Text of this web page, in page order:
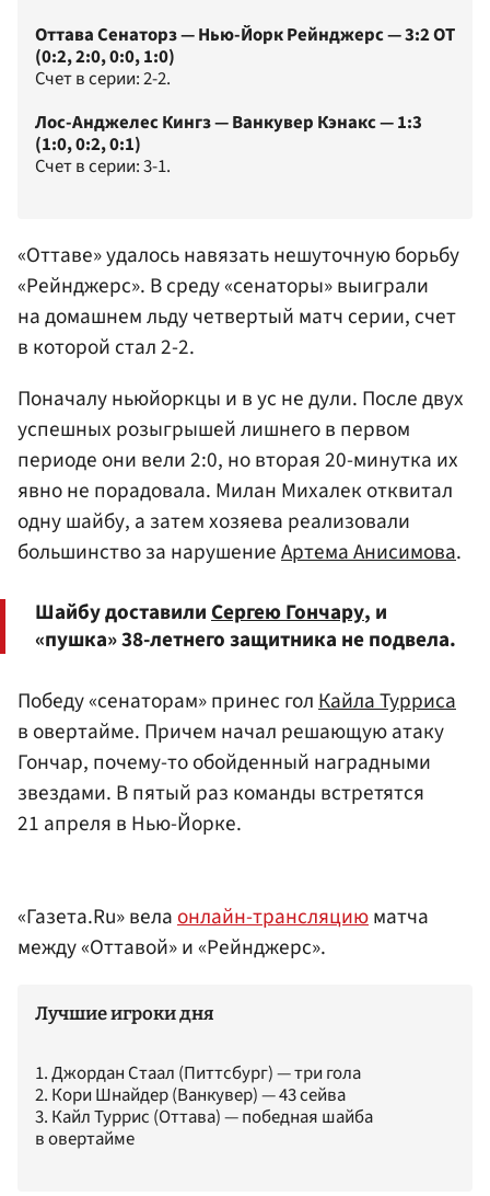
Оттава Сенаторз — Нью-Йорк Рейнджерс — 3:2 ОТ
(0:2, 2:0, 0:0, 1:0)
Счет в серии: 2-2.
Лос-Анджелес Кингз — Ванкувер Кэнакс — 1:3
(1:0, 0:2, 0:1)
Счет в серии: 3-1.
«Оттаве» удалось навязать нешуточную борьбу
«Рейнджерс». В среду «сенаторы» выиграли
на домашнем льду четвертый матч серии, счет
в которой стал 2-2.
Поначалу ньюйоркцы и в ус не дули. После двух
успешных розыгрышей лишнего в первом
периоде они вели 2:0, но вторая 20-минутка их
явно не порадовала. Милан Михалек отквитал
одну шайбу, а затем хозяева реализовали
большинство за нарушениеАртема Анисимова.
Шайбу доставилиСергею Гончару, и
«пушка» 38-летнего защитника не подвела.
Победу «сенаторам» принес голКайла Турриса
в овертайме. Причем начал решающую атаку
Гончар, почему-то обойденный наградными
звездами. В пятый раз команды встретятся
21 апреля в Нью-Йорке.
«Газета.Ru» велаонлайн-трансляциюматча
между «Оттавой» и «Рейнджерс».
Лучшие игроки дня
1. Джордан Стаал (Питтсбург) — три гола
2. Кори Шнайдер (Ванкувер) — 43 сейва
3. Кайл Туррис (Оттава) — победная шайба
в овертайме